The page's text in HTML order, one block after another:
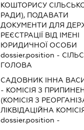
КОШТОРИСУ
РАДИ), ПОДАВАТИ
ДОКУМЕНТИ ДЛЯ
РЕЄСТРАЦІЇ ВІД ІМЕНІ
ЮРИДИЧНОЇ ОСОБИ
dossier.position -
ГОЛОВА
САДОВНИК ІННА
- КОМІСІЯ З
(КОМІСІЯ З
ЛІКВІДАЦІЙНА
dossier.position -